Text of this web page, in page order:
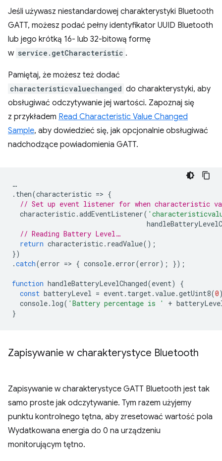
Jeśli używasz niestandardowej charakterystyki Bluetooth
GATT, możesz podać pełny identyfikator UUID Bluetooth
lub jego krótką 16- lub 32-bitową formę
w service.getCharacteristic .
Pamiętaj, że możesz też dodać
characteristicvaluechanged do charakterystyki, aby
obsługiwać odczytywanie jej wartości. Zapoznaj się
z przykładem Read Characteristic Value Changed
Sample, aby dowiedzieć się, jak opcjonalnie obsługiwać
nadchodzące powiadomienia GATT.
…
. then(characteristic => {
// Set up event listener for when characteristic
characteristic.addEventListener(
// Reading Battery Level…
return characteristic. readValue();
})
.catch(error => { console. error(error); });
function handleBatteryLevelChanged(event)
{
const batteryLevel = event. target.value.getUint8(0
console. log( 'Battery percentage is ' +
}
Zapisywanie w charakterystyce Bluetooth
Zapisywanie w charakterystyce GATT Bluetooth jest tak
samo proste jak odczytywanie. Tym razem użyjemy
punktu kontrolnego tętna, aby zresetować wartość pola
Wydatkowana energia do 0 na urządzeniu
monitorującym tętno.